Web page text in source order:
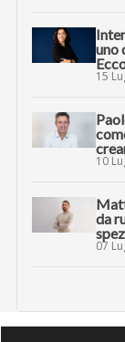
uno
15
10
da
07